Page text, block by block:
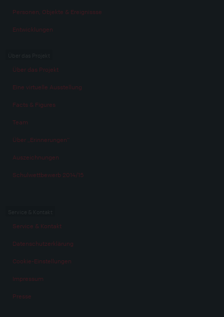
Personen, Objekte & Ereignissse
Entwicklungen
Über das Projekt
Eine virtuelle Ausstellung
Facts & Figures
Team
Über „Erinnerungen“
Auszeichnungen
Schulwettbewerb 2014/15
Service & Kontakt
Datenschutzerklärung
Cookie-Einstellungen
Impressum
Presse